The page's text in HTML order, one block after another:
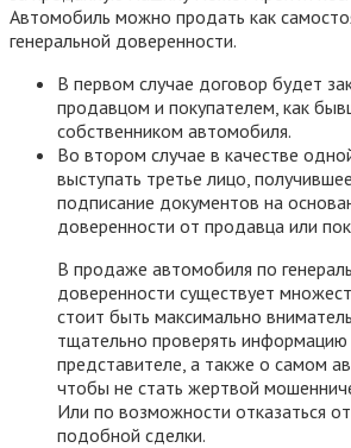
Автомобиль можно продать как
генеральной доверенности.
В первом случае договор будет
продавцом и покупателем, как
собственником автомобиля.
Во втором случае в качестве
выступать третье лицо,
подписание документов на
доверенности от продавца или
В продаже автомобиля по
доверенности существует
стоит быть максимально
тщательно проверять информацию
представителе, а также о самом
чтобы не стать жертвой
Или по возможности отказаться
подобной сделки.